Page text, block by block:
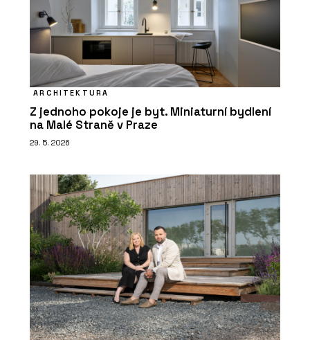
ARCHITEKTURA
Z jednoho pokoje je byt. Miniaturní bydlení
na Malé Straně v Praze
29. 5. 2026